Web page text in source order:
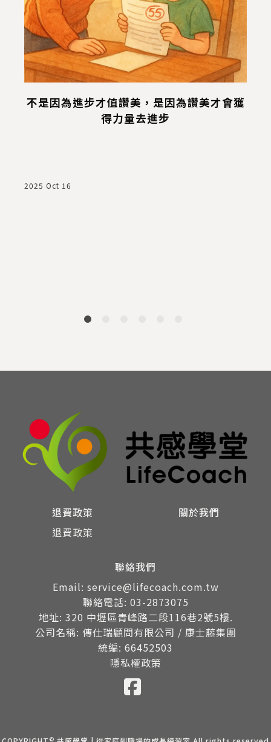
不是因為進步才值讚美，是因為讚美才會獲
得力量去進步
2025 Oct 16
退費政策
退費政策
關於我們
聯絡我們
Email: service@lifecoach.com.tw
聯絡電話: 03-2873075
地址: 320 中壢區青峰路二段116巷2號5樓.
公司名稱: 傳仕瑞顧問有限公司 / 康士藤集團
統編: 66452503
隱私權政策
©